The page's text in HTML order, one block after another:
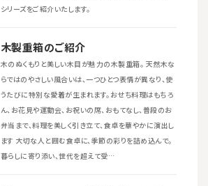
シリーズをご紹介いたします。
木製重箱のご紹介
木のぬくもりと美しい木目が魅力の木製重箱。 天然木な
らではのやさしい風合いは、一つひとつ表情が異なり、使
うたびに特別な愛着が生まれます。おせち料理はもちろ
ん、お花見や運動会、お祝いの席、おもてなし、普段のお
弁当まで、料理を美しく引き立て、食卓を華やかに演出し
ます 大切な人と囲む食卓に、季節の彩りを詰め込んで。
暮らしに寄り添い、世代を超えて受…